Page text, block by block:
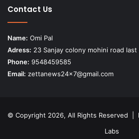
Contact Us
Name: Omi Pal
Adress: 23 Sanjay colony mohini road
Phone: 9548459585
Email: zettanews24x7@gmail.com
© Copyright 2026, All Rights Reserved |
Labs